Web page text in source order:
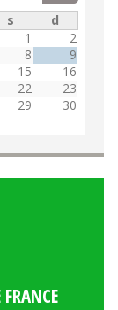
s
d
1
2
8
9
15
16
22
23
29
30